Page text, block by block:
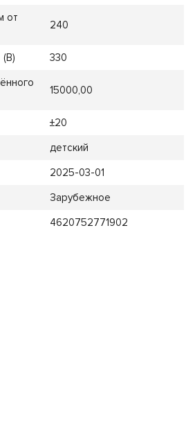
от
240
330
15000,00
±20
детский
2025-03-01
Зарубежное
4620752771902